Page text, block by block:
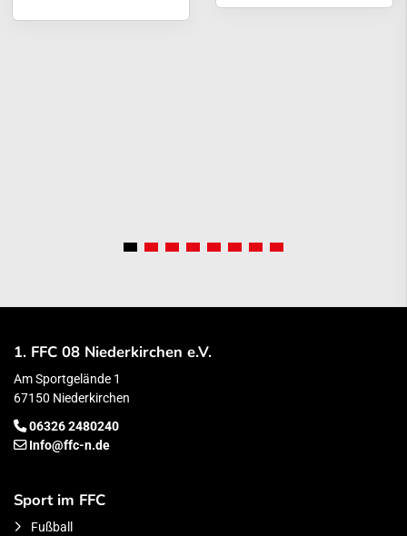
1. FFC 08 Niederkirchen e.V.
Am Sportgelände 1
67150 Niederkirchen
06326 2480240
Info@ffc-n.de
Sport im FFC
Fußball